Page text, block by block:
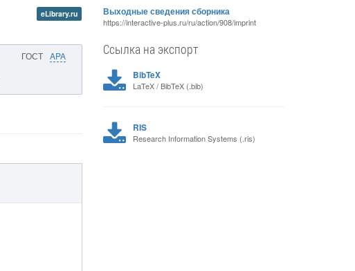
eLibrary.ru
ГОСТ APA
Выходные сведения сборника
https://interactive-plus.ru/ru/action/908/imprint
Ссылка на экспорт
BibTeX
LaTeX / BibTeX (.bib)
RIS
Research Information Systems (.ris)